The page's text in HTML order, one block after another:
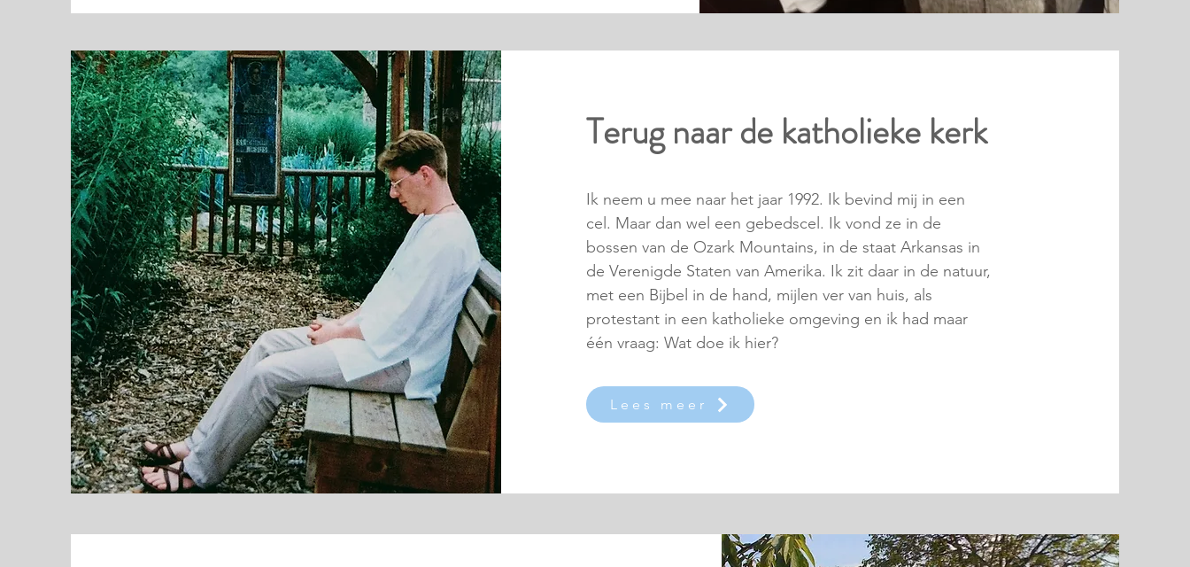
Terug naar de katholieke kerk
Ik neem u mee naar het jaar 1992. Ik bevind mij in een
cel. Maar dan wel een gebedscel. Ik vond ze in de
bossen van de Ozark Mountains, in de staat Arkansas in
de Verenigde Staten van Amerika. Ik zit daar in de natuur,
met een Bijbel in de hand, mijlen ver van huis, als
protestant in een katholieke omgeving en ik had maar
één vraag: Wat doe ik hier?
Lees meer